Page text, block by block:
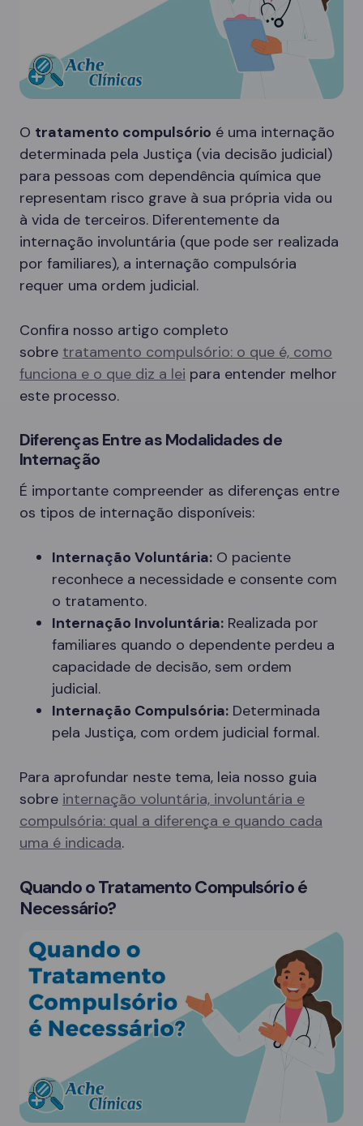
O tratamento compulsório é uma internação
determinada pela Justiça (via decisão judicial)
para pessoas com dependência química que
representam risco grave à sua própria vida ou
à vida de terceiros. Diferentemente da
internação involuntária (que pode ser realizada
por familiares), a internação compulsória
requer uma ordem judicial.
Confira nosso artigo completo
sobre tratamento compulsório: o que é, como
funciona e o que diz a lei para entender melhor
este processo.
Diferenças Entre as Modalidades de
Internação
É importante compreender as diferenças entre
os tipos de internação disponíveis:
Internação Voluntária: O paciente
reconhece a necessidade e consente com
o tratamento.
Internação Involuntária: Realizada por
familiares quando o dependente perdeu a
capacidade de decisão, sem ordem
judicial.
Internação Compulsória: Determinada
pela Justiça, com ordem judicial formal.
Para aprofundar neste tema, leia nosso guia
sobre internação voluntária, involuntária e
compulsória: qual a diferença e quando cada
uma é indicada.
Quando o Tratamento Compulsório é
Necessário?